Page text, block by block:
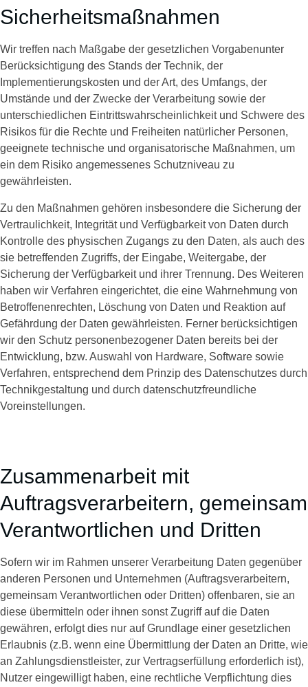
Sicherheitsmaßnahmen
Wir treffen nach Maßgabe der gesetzlichen Vorgabenunter
Berücksichtigung des Stands der Technik, der
Implementierungskosten und der Art, des Umfangs, der
Umstände und der Zwecke der Verarbeitung sowie der
unterschiedlichen Eintrittswahrscheinlichkeit und Schwere des
Risikos für die Rechte und Freiheiten natürlicher Personen,
geeignete technische und organisatorische Maßnahmen, um
ein dem Risiko angemessenes Schutzniveau zu
gewährleisten.
Zu den Maßnahmen gehören insbesondere die Sicherung der
Vertraulichkeit, Integrität und Verfügbarkeit von Daten durch
Kontrolle des physischen Zugangs zu den Daten, als auch des
sie betreffenden Zugriffs, der Eingabe, Weitergabe, der
Sicherung der Verfügbarkeit und ihrer Trennung. Des Weiteren
haben wir Verfahren eingerichtet, die eine Wahrnehmung von
Betroffenenrechten, Löschung von Daten und Reaktion auf
Gefährdung der Daten gewährleisten. Ferner berücksichtigen
wir den Schutz personenbezogener Daten bereits bei der
Entwicklung, bzw. Auswahl von Hardware, Software sowie
Verfahren, entsprechend dem Prinzip des Datenschutzes durch
Technikgestaltung und durch datenschutzfreundliche
Voreinstellungen.
Zusammenarbeit mit
Auftragsverarbeitern, gemeinsam
Verantwortlichen und Dritten
Sofern wir im Rahmen unserer Verarbeitung Daten gegenüber
anderen Personen und Unternehmen (Auftragsverarbeitern,
gemeinsam Verantwortlichen oder Dritten) offenbaren, sie an
diese übermitteln oder ihnen sonst Zugriff auf die Daten
gewähren, erfolgt dies nur auf Grundlage einer gesetzlichen
Erlaubnis (z.B. wenn eine Übermittlung der Daten an Dritte, wie
an Zahlungsdienstleister, zur Vertragserfüllung erforderlich ist),
Nutzer eingewilligt haben, eine rechtliche Verpflichtung dies